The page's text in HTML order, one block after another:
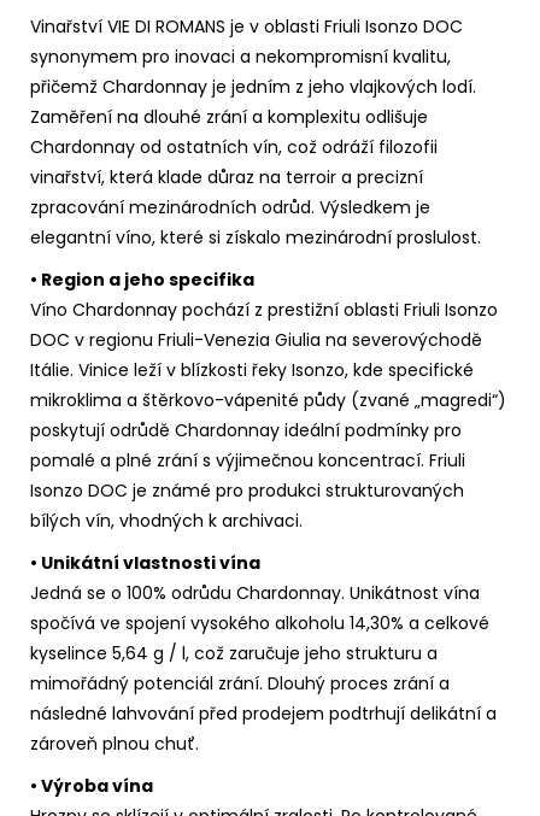
Vinařství VIE DI ROMANS je v oblasti Friuli Isonzo DOC
synonymem pro inovaci a nekompromisní kvalitu,
přičemž Chardonnay je jedním z jeho vlajkových lodí.
Zaměření na dlouhé zrání a komplexitu odlišuje
Chardonnay od ostatních vín, což odráží filozofii
vinařství, která klade důraz na terroir a precizní
zpracování mezinárodních odrůd. Výsledkem je
elegantní víno, které si získalo mezinárodní proslulost.
• Region a jeho specifika
Víno Chardonnay pochází z prestižní oblasti Friuli Isonzo
DOC v regionu Friuli-Venezia Giulia na severovýchodě
Itálie. Vinice leží v blízkosti řeky Isonzo, kde specifické
mikroklima a štěrkovo-vápenité půdy (zvané „magredi“)
poskytují odrůdě Chardonnay ideální podmínky pro
pomalé a plné zrání s výjimečnou koncentrací. Friuli
Isonzo DOC je známé pro produkci strukturovaných
bílých vín, vhodných k archivaci.
• Unikátní vlastnosti vína
Jedná se o 100% odrůdu Chardonnay. Unikátnost vína
spočívá ve spojení vysokého alkoholu 14,30% a celkové
kyselince 5,64 g / l, což zaručuje jeho strukturu a
mimořádný potenciál zrání. Dlouhý proces zrání a
následné lahvování před prodejem podtrhují delikátní a
zároveň plnou chuť.
• Výroba vína
DOC.
295
Kč